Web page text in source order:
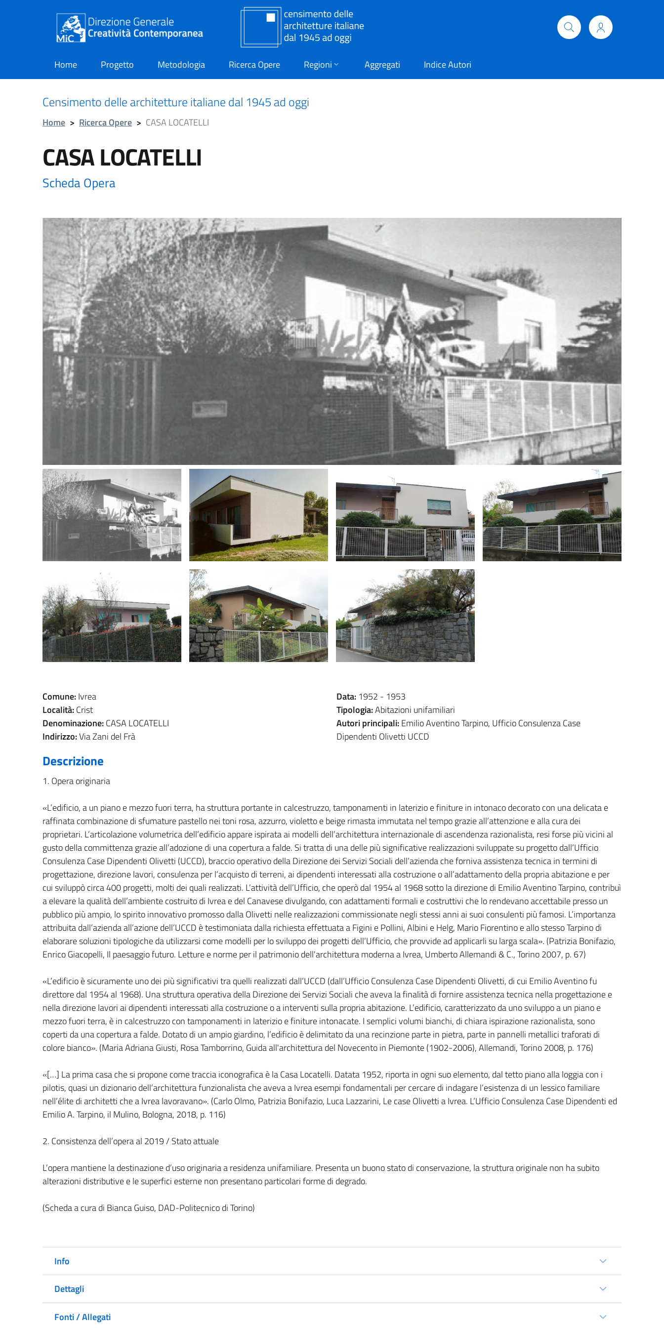
Home
current Progetto Metodologia Ricerca Opere Regioni Aggregati Indice Autori
Censimento delle architetture italiane dal 1945 ad oggi
Home > Ricerca Opere > CASA LOCATELLI
CASA LOCATELLI
Scheda Opera
Comune:Ivrea
Località:Crist
Denominazione:CASA LOCATELLI
Indirizzo:Via Zani del Frà
Data: 1952 - 1953
Tipologia:Abitazioni unifamiliari
Autori principali:
Dipendenti Olivetti UCCD
Descrizione
1. Opera originaria
«L’edificio, a un piano e mezzo fuori terra, ha struttura portante in calcestruzzo, tamponamenti in laterizio e finiture in intonaco decorato con una delicata e
raffinata combinazione di sfumature pastello nei toni rosa, azzurro, violetto e beige rimasta immutata nel tempo grazie all’attenzione e alla cura dei
proprietari. L’articolazione volumetrica dell’edificio appare ispirata ai modelli dell’architettura internazionale di ascendenza razionalista, resi forse più vicini al
gusto della committenza grazie all’adozione di una copertura a falde. Si tratta di una delle più significative realizzazioni sviluppate su progetto dall’Ufficio
Consulenza Case Dipendenti Olivetti (UCCD), braccio operativo della Direzione dei Servizi Sociali dell’azienda che forniva assistenza tecnica in termini di
progettazione, direzione lavori, consulenza per l’acquisto di terreni, ai dipendenti interessati alla costruzione o all’adattamento della propria abitazione e per
cui sviluppò circa 400 progetti, molti dei quali realizzati. L’attività dell’Ufficio, che operò dal 1954 al 1968 sotto la direzione di Emilio Aventino Tarpino, contribuì
a elevare la qualità dell’ambiente costruito di Ivrea e del Canavese divulgando, con adattamenti formali e costruttivi che lo rendevano accettabile presso un
pubblico più ampio, lo spirito innovativo promosso dalla Olivetti nelle realizzazioni commissionate negli stessi anni ai suoi consulenti più famosi. L’importanza
attribuita dall’azienda all’azione dell’UCCD è testimoniata dalla richiesta effettuata a Figini e Pollini, Albini e Helg, Mario Fiorentino e allo stesso Tarpino di
elaborare soluzioni tipologiche da utilizzarsi come modelli per lo sviluppo dei progetti dell’Ufficio, che provvide ad applicarli su larga scala». (Patrizia Bonifazio,
Enrico Giacopelli, Il paesaggio futuro. Letture e norme per il patrimonio dell'architettura moderna a Ivrea, Umberto Allemandi & C., Torino 2007, p. 67)
«L’edificio è sicuramente uno dei più significativi tra quelli realizzati dall’UCCD (dall’Ufficio Consulenza Case Dipendenti Olivetti, di cui Emilio Aventino fu
direttore dal 1954 al 1968). Una struttura operativa della Direzione dei Servizi Sociali che aveva la finalità di fornire assistenza tecnica nella progettazione e
nella direzione lavori ai dipendenti interessati alla costruzione o a interventi sulla propria abitazione. L’edificio, caratterizzato da uno sviluppo a un piano e
mezzo fuori terra, è in calcestruzzo con tamponamenti in laterizio e finiture intonacate. I semplici volumi bianchi, di chiara ispirazione razionalista, sono
coperti da una copertura a falde. Dotato di un ampio giardino, l’edificio è delimitato da una recinzione parte in pietra, parte in pannelli metallici traforati di
colore bianco». (Maria Adriana Giusti, Rosa Tamborrino, Guida all'architettura del Novecento in Piemonte (1902-2006), Allemandi, Torino 2008, p. 176)
«[…] La prima casa che si propone come traccia iconografica è la Casa Locatelli. Datata 1952, riporta in ogni suo elemento, dal tetto piano alla loggia con i
pilotis, quasi un dizionario dell’architettura funzionalista che aveva a Ivrea esempi fondamentali per cercare di indagare l’esistenza di un lessico familiare
nell’élite di architetti che a Ivrea lavoravano». (Carlo Olmo, Patrizia Bonifazio, Luca Lazzarini, Le case Olivetti a Ivrea. L’Ufficio Consulenza Case Dipendenti ed
Emilio A. Tarpino, il Mulino, Bologna, 2018, p. 116)
2. Consistenza dell’opera al 2019 / Stato attuale
L’opera mantiene la destinazione d’uso originaria a residenza unifamiliare. Presenta un buono stato di conservazione, la struttura originale non ha subito
alterazioni distributive e le superfici esterne non presentano particolari forme di degrado.
(Scheda a cura di Bianca Guiso, DAD-Politecnico di Torino)
Info
Dettagli
Fonti / Allegati